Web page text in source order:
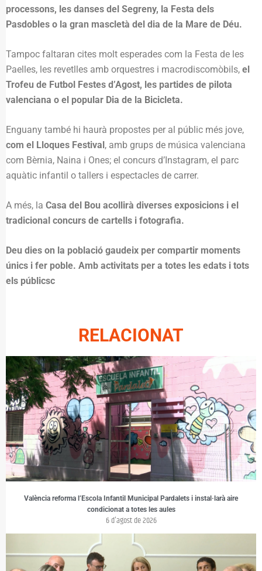
processons, les danses del Segreny, la Festa dels
Pasdobles o la gran mascletà del dia de la Mare de Déu.
Tampoc faltaran cites molt esperades com la Festa de les
Paelles, les revetlles amb orquestres i macrodiscomòbils, el
Trofeu de Futbol Festes d’Agost, les partides de pilota
valenciana o el popular Dia de la Bicicleta.
Enguany també hi haurà propostes per al públic més jove,
com el Lloques Festival, amb grups de música valenciana
com Bèrnia, Naina i Ones; el concurs d’Instagram, el parc
aquàtic infantil o tallers i espectacles de carrer.
A més, la Casa del Bou acollirà diverses exposicions i el
tradicional concurs de cartells i fotografia.
Deu dies on la població gaudeix per compartir moments
únics i fer poble. Amb activitats per a totes les edats i tots
els públicsc
RELACIONAT
València reforma l’Escola Infantil Municipal Pardalets i instal·larà aire
condicionat a totes les aules
6 d'agost de 2026